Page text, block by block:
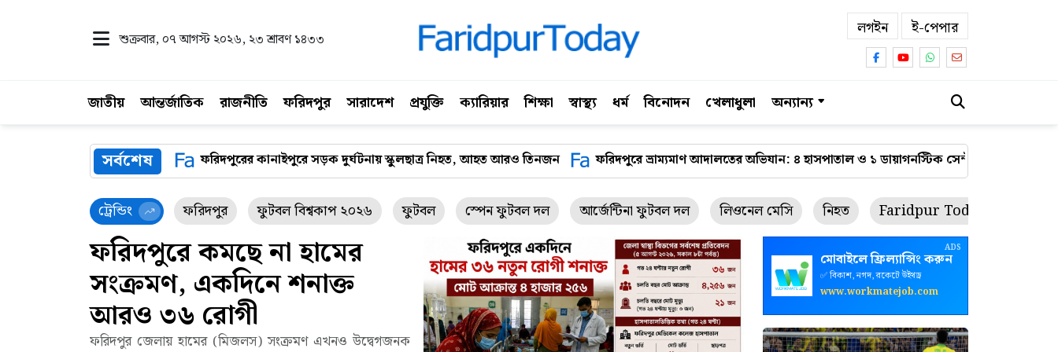
শুক্রবার, ০৭ আগস্ট ২০২৬, ২৩ শ্রাবণ ১৪৩৩
লগইন ই-পেপার
জাতীয় আন্তর্জাতিক রাজনীতি ফরিদপুর সারাদেশ প্রযুক্তি ক্যারিয়ার শিক্ষা স্বাস্থ্য ধর্ম বিনোদন খেলাধুলা অন্যান্য
সর্বশেষ
ফরিদপুরের কানাইপুরে সড়ক দুর্ঘটনায় স্কুলছাত্র নিহত, আহত আরও তিনজন ফরিদপুরে ভ্রাম্যমাণ আদালতের অভিযান: ৪ হাসপাতাল ও ১ ডায়াগনস্টিক সেন্টার বন্ধ ফরিদপুরে শর্ট সার্কিটের
ট্রেন্ডিং ফরিদপুর ফুটবল বিশ্বকাপ ২০২৬ ফুটবল স্পেন ফুটবল দল আর্জেন্টিনা ফুটবল দল লিওনেল মেসি নিহত Faridpur Today
ফরিদপুরে কমছে না হামের
সংক্রমণ, একদিনে শনাক্ত
আরও ৩৬ রোগী
ফরিদপুর জেলায় হামের (মিজলস) সংক্রমণ এখনও উদ্বেগজনক
ADS
মোবাইলে ফ্রিল্যান্সিং করুন
✅ বিকাশ, নগদ, রকেটে উইথড্র
www.workmatejob.com